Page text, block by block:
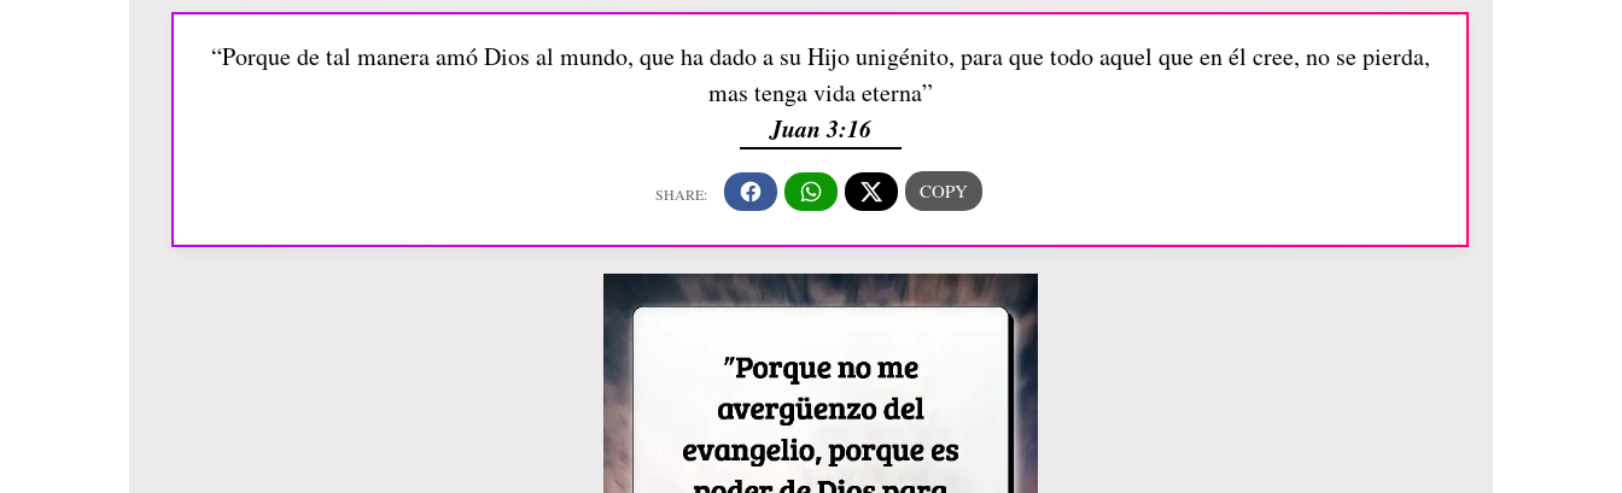
“Porque de tal manera amó Dios al mundo, que ha dado a su Hijo unigénito, para que todo aquel que en él cree, no se pierda,
mas tenga vida eterna”
Juan 3:16